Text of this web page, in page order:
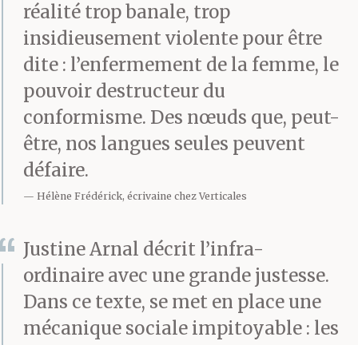
réalité trop banale, trop
insidieusement violente pour être
dite : l’enfermement de la femme, le
pouvoir destructeur du
conformisme. Des nœuds que, peut-
être, nos langues seules peuvent
défaire.
Hélène Frédérick, écrivaine chez Verticales
Justine Arnal décrit l’infra-
ordinaire avec une grande justesse.
Dans ce texte, se met en place une
mécanique sociale impitoyable : les